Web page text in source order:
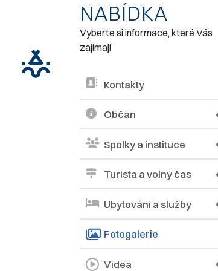
NABÍDKA
Vyberte si informace, které Vás
zajímají
Kontakty
Občan
Spolky a instituce
Turista a volný čas
Ubytování a služby
Fotogalerie
Videa